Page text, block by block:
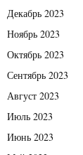
Декабрь 2023
Ноябрь 2023
Октябрь 2023
Сентябрь 2023
Август 2023
Июль 2023
Июнь 2023